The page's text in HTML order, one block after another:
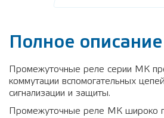
Полное описание
Промежуточные реле серии МК
коммутации вспомогательных
сигнализации и защиты.
Промежуточные реле МК широко